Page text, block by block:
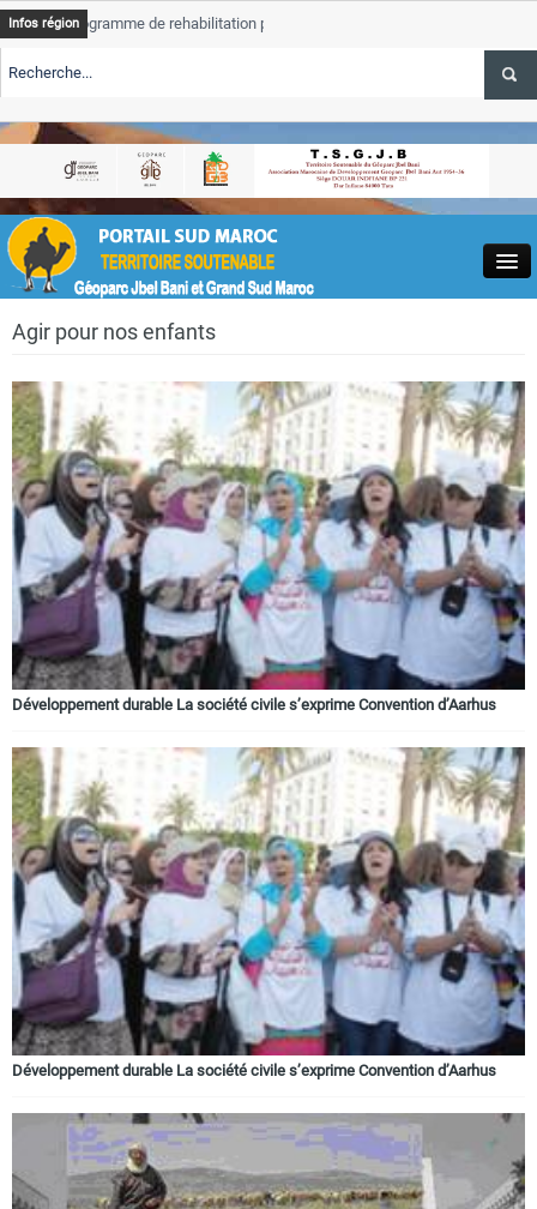
Close
Actualités
Circuits touristiques
Tourisme
Hotels
Evenements
Contact
Infos régionde rehabilitation post-inondations
progresse dans les
: l’ONMT renforce l’aerien a Dakhla et
ALERTE
service des oasis
au Maroc : Transavia renforce les vols Paris- Tata
depasse 75 %
Agir pour nos enfants
Développement durable La société civile s’exprime Convention d’Aarhus
Développement durable La société civile s’exprime Convention d’Aarhus